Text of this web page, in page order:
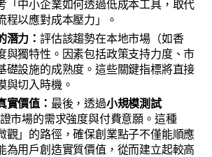
「中小企業如何透過低成本工具，取代
程以應對成本壓力」。
潛力： 評估該趨勢在本地市場（如香
與獨特性。因素包括政策支持力度、市
礎設施的成熟度。這些關鍵指標將直接
與切入時機。
實價值： 最後，透過小規模測試
市場的需求強度與付費意願。這種
觀」的路徑，確保創業點子不僅能順應
為用戶創造實質價值，從而建立起較高